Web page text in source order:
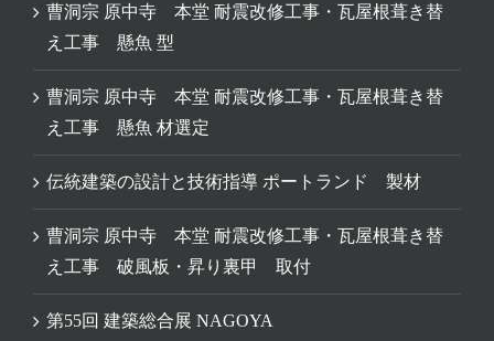
曹洞宗 原中寺 本堂 耐震改修工事・瓦屋根葺き替
え工事 懸魚 型
曹洞宗 原中寺 本堂 耐震改修工事・瓦屋根葺き替
え工事 懸魚 材選定
伝統建築の設計と技術指導 ポートランド 製材
曹洞宗 原中寺 本堂 耐震改修工事・瓦屋根葺き替
え工事 破風板・昇り裏甲 取付
第55回 建築総合展 NAGOYA